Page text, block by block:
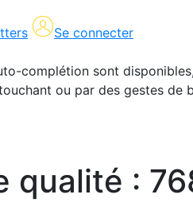
Se connecter
complétion sont
ou par des gestes de
qualité :